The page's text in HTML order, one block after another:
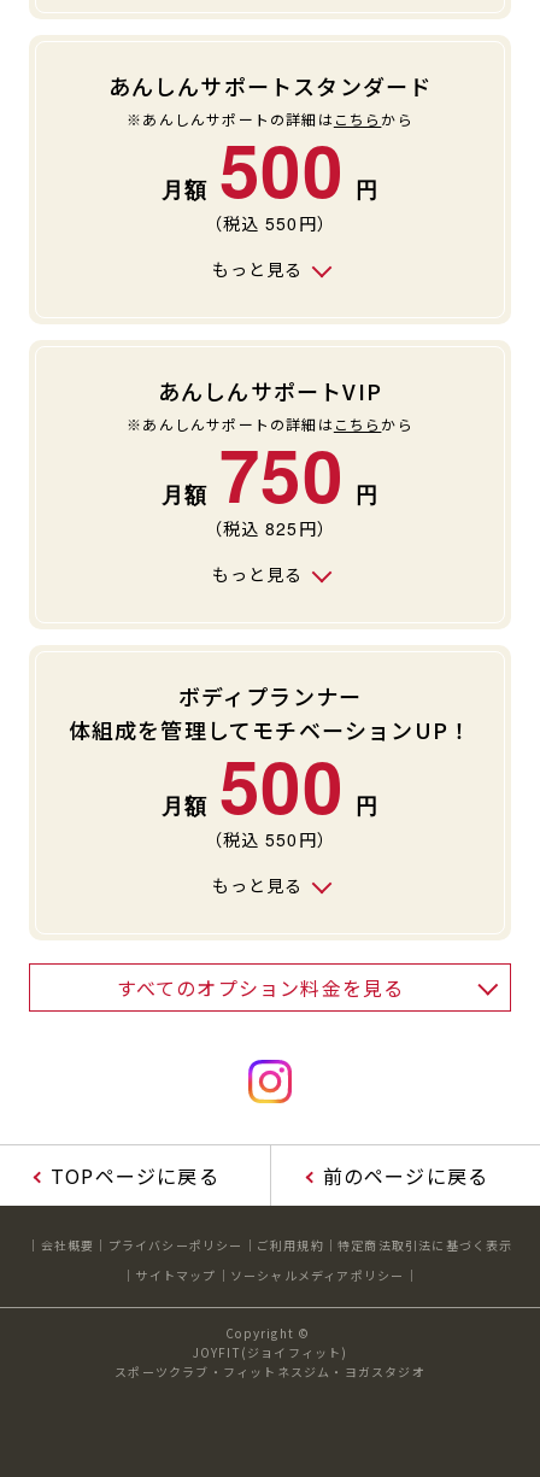
あんしんサポートスタンダード
※あんしんサポートの詳細はこちら から
500
（税込 550 円）
もっと見る
あんしんサポートVIP
※あんしんサポートの詳細はこちら から
750
（税込 825円）
もっと見る
ボディプランナー
体組成を管理してモチベーションUP！
500
（税込 550 円）
もっと見る
すべてのオプション料金を見る
TOPページに戻る 前のページに戻る
会社概要 プライバシーポリシー ご利用規約
特定商法取引法に基づく表示
サイトマップ
ソーシャルメディアポリシー
Copyright ©
JOYFIT(ジョイフィット)
スポーツクラブ・フィットネスジム・ヨガスタジオ